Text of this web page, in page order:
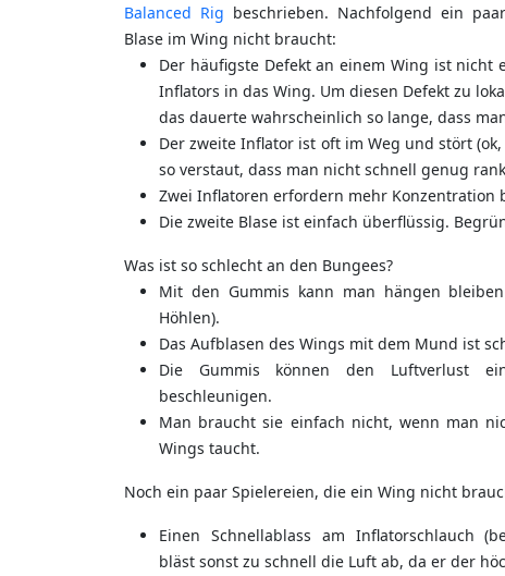
Balanced Rig beschrieben. Nachfolgend ein
Blase im Wing nicht braucht:
Der häufigste Defekt an einem Wing ist nicht
Inflators in das Wing. Um diesen Defekt zu
das dauerte wahrscheinlich so lange, dass
Der zweite Inflator ist oft im Weg und stört
so verstaut, dass man nicht schnell genug
Zwei Inflatoren erfordern mehr Konzentration
Die zweite Blase ist einfach überflüssig.
Was ist so schlecht an den Bungees?
Mit den Gummis kann man hängen
Höhlen).
Das Aufblasen des Wings mit dem Mund ist
Die Gummis können den Luftverlust
beschleunigen.
Man braucht sie einfach nicht, wenn man
Wings taucht.
Noch ein paar Spielereien, die ein Wing nicht
Einen Schnellablass am Inflatorschlauch
bläst sonst zu schnell die Luft ab, da er der